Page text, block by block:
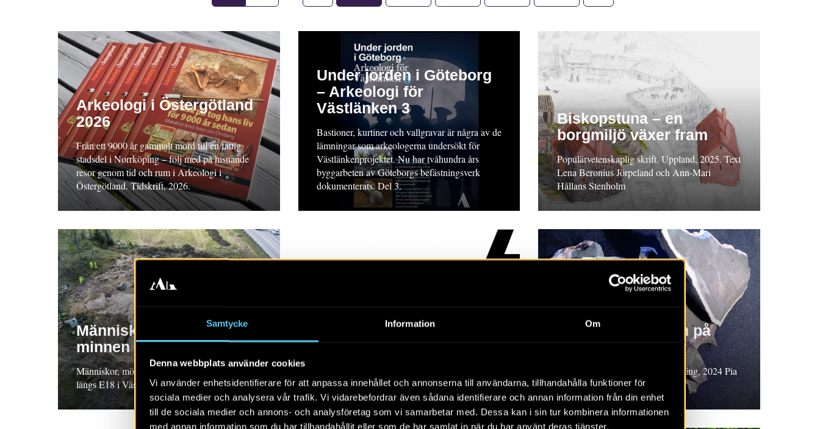
Samtycke Information Om
Denna webbplats använder cookies
Vi använder enhetsidentifierare för att anpassa innehållet och annonserna till användarna, tillhandahålla funktioner för
sociala medier och analysera vår trafik. Vi vidarebefordrar även sådana identifierare och annan information från din enhet
till de sociala medier och annons- och analysföretag som vi samarbetar med. Dessa kan i sin tur kombinera informationen
med annan information som du har tillhandahållit eller som de har samlat in när du har använt deras tjänster.
Arkeologi i Östergötland
2026
Från ett 9000 år gammalt mord till en fattig
stadsdel i Norrköping – följ med på hisnande
resor genom tid och rum i Arkeologi i
Östergötland. Tidskrift, 2026.
Under jorden i Göteborg
– Arkeologi för
Västlänken 3
Bastioner, kurtiner och vallgravar är några av de
lämningar som arkeologerna undersökt för
Västlänkenprojektet. Nu har tvåhundra års
byggarbeten av Göteborgs befästningsverk
dokumenterats. Del 3.
Biskopstuna – en
borgmiljö växer fram
Populärvetenskaplig skrift. Uppland, 2025. Text
Lena Beronius Jörpeland och Ann-Mari
Hållans Stenholm
Människor, möten och
minnen
Människor, möten och minnen – arkeologi
längs E18 i Västmanland. Bok/Tidskrift. 2025.
Johanneberg – en
landeriträdgård och
META 2025, 7. Vetenskaplig fördjupning.
Skärvstensgraven på
Populärvetenskaplig sammanfattning, 2024 Pia
Claesson